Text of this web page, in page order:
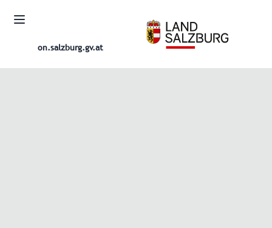
on.salzburg.gv.at